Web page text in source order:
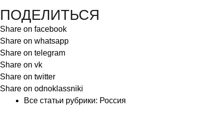
ПОДЕЛИТЬСЯ
Share on facebook
Share on whatsapp
Share on telegram
Share on vk
Share on twitter
Share on odnoklassniki
Все статьи рубрики: Россия